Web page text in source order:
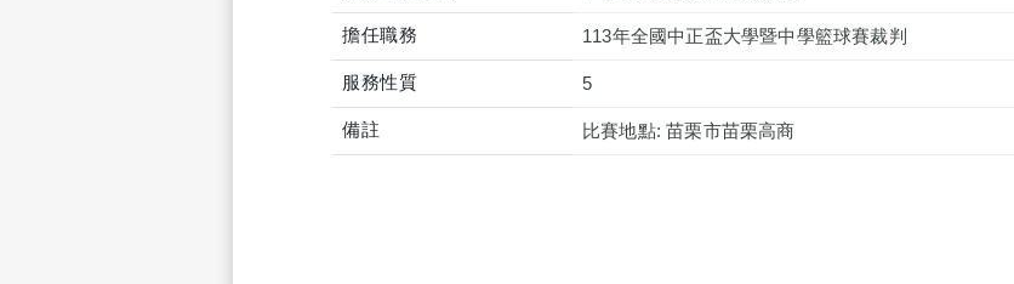
擔任職務 113年全國中正盃大學暨中學籃球賽裁判
服務性質 5
備註 比賽地點: 苗栗市苗栗高商